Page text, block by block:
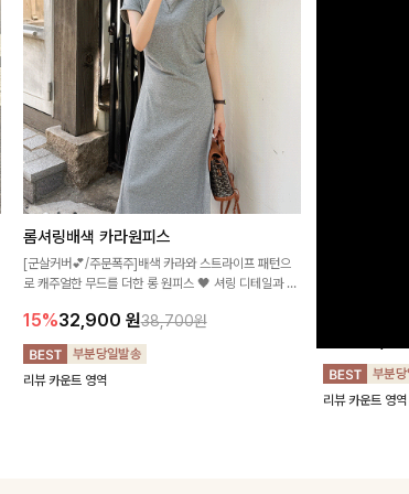
롬셔링배색 카라원피스
[군살커버💕/주문폭주]배색 카라와 스트라이프 패턴으
로 캐주얼한 무드를 더한 롱 원피스 🖤 셔링 디테일과 쫀
15%32,900 원38,700원
리뷰 카운트 영역
리뷰 카운트 영역